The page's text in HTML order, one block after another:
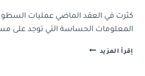
كثرت في العقد الماضي عمليات السطو
المعلومات الحساسة التي توجد على
إقرأ المزيد اليك